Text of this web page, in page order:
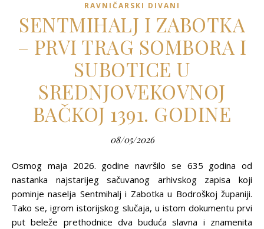
RAVNIČARSKI DIVANI
SENTMIHALJ I ZABOTKA
– PRVI TRAG SOMBORA I
SUBOTICE U
SREDNJOVEKOVNOJ
BAČKOJ 1391. GODINE
08/05/2026
Osmog maja 2026. godine navršilo se 635 godina od
nastanka najstarijeg sačuvanog arhivskog zapisa koji
pominje naselja Sentmihalj i Zabotka u Bodroškoj županiji.
Tako se, igrom istorijskog slučaja, u istom dokumentu prvi
put beleže prethodnice dva buduća slavna i znamenita